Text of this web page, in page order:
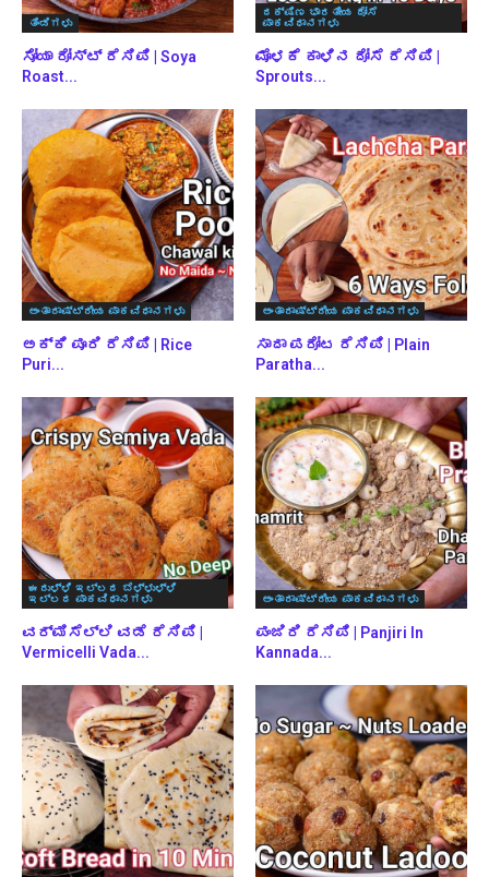
ತಿಂಡಿಗಳು
ಸೋಯಾ ರೋಸ್ಟ್ ರೆಸಿಪಿ | Soya
Roast...
ದಕ್ಷಿಣ ಭಾರತೀಯ ದೋಸೆ
ಪಾಕವಿಧಾನಗಳು
ಮೊಳಕೆ ಕಾಳಿನ ದೋಸೆ ರೆಸಿಪಿ |
Sprouts...
ಅಂತಾರಾಷ್ಟ್ರೀಯ ಪಾಕವಿಧಾನಗಳು
ಅಕ್ಕಿ ಪೂರಿ ರೆಸಿಪಿ | Rice
Puri...
ಅಂತಾರಾಷ್ಟ್ರೀಯ ಪಾಕವಿಧಾನಗಳು
ಸಾದಾ ಪರೋಟ ರೆಸಿಪಿ | Plain
Paratha...
ಈರುಳ್ಳಿ ಇಲ್ಲದ ಬೆಳ್ಳುಳ್ಳಿ
ಇಲ್ಲದ ಪಾಕವಿಧಾನಗಳು
ವರ್ಮಿಸೆಲ್ಲಿ ವಡೆ ರೆಸಿಪಿ |
Vermicelli Vada...
ಅಂತಾರಾಷ್ಟ್ರೀಯ ಪಾಕವಿಧಾನಗಳು
ಪಂಜಿರಿ ರೆಸಿಪಿ | Panjiri In
Kannada...